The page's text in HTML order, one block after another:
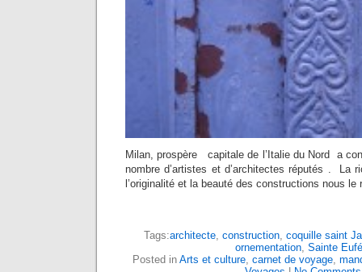
Milan, prospère capitale de l’Italie du Nord a
nombre d’artistes et d’architectes réputés . La
l’originalité et la beauté des constructions nous
Tags:architecte, construction, coquille saint
ornementation, Sainte
Posted in Arts et culture, carnet de voyage,